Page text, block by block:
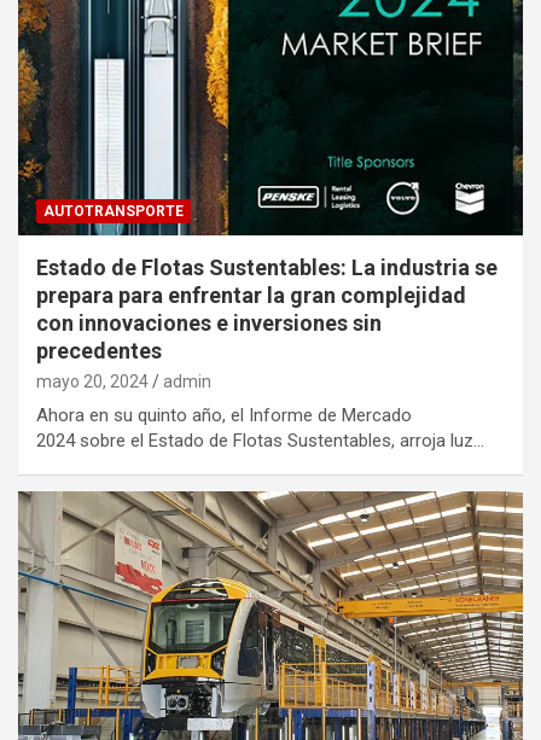
AUTOTRANSPORTE
Estado de Flotas Sustentables: La industria se
prepara para enfrentar la gran complejidad
con innovaciones e inversiones sin
precedentes
mayo 20, 2024 admin
Ahora en su quinto año, el Informe de Mercado
2024 sobre el Estado de Flotas Sustentables, arroja luz…